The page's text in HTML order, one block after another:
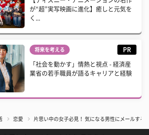
が“超”実写映画に進化】癒しと元気を
く...
将来を考える PR
「社会を動かす」情熱と視点 - 経済産
業省の若手職員が語るキャリアと経験
恋愛 片思い中の女子必見！ 気になる男性にメールする